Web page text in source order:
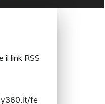
il link RSS